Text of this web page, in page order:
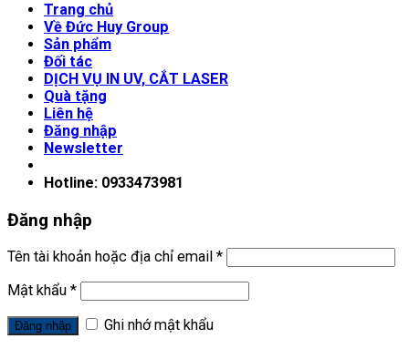
Trang chủ
Về Đức Huy Group
Sản phẩm
Đối tác
DỊCH VỤ IN UV, CẮT LASER
Quà tặng
Liên hệ
Đăng nhập
Newsletter
Hotline: 0933473981
Đăng nhập
Tên tài khoản hoặc địa chỉ email *
Mật khẩu *
Ghi nhớ mật khẩu